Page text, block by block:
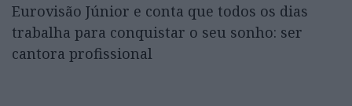
Eurovisão Júnior e conta que todos os dias
trabalha para conquistar o seu sonho: ser
cantora profissional